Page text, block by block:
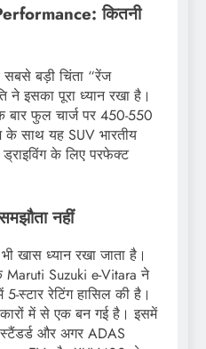
कितनी
बड़ी चिंता “रेंज
ने इसका पूरा ध्यान रखा है।
बार फुल चार्ज पर 450-550
साथ यह SUV भारतीय
के लिए परफेक्ट
नहीं
खास ध्यान रखा जाता है।
Suzuki e-Vitara ने
स्टार रेटिंग हासिल की है।
में से एक बन गई है। इसमें
और अगर ADAS